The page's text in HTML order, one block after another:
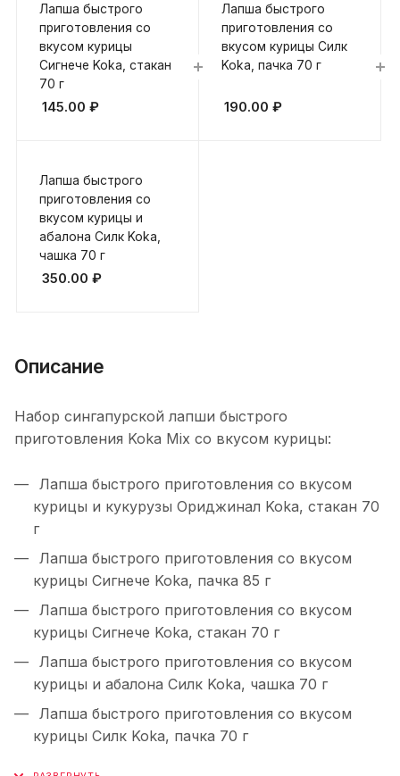
Лапша быстрого
приготовления со
вкусом курицы
Сигнече Koka, стакан
70 г
145.00 ₽
Лапша быстрого
приготовления со
вкусом курицы Силк
Koka, пачка 70 г
190.00 ₽
Лапша быстрого
приготовления со
вкусом курицы и
абалона Силк Koka,
чашка 70 г
350.00 ₽
Описание
Набор сингапурской лапши быстрого
приготовления Koka Mix со вкусом курицы:
Лапша быстрого приготовления со вкусом
курицы и кукурузы Ориджинал Koka, стакан 70
г
Лапша быстрого приготовления со вкусом
курицы Сигнече Koka, пачка 85 г
Лапша быстрого приготовления со вкусом
курицы Сигнече Koka, стакан 70 г
Лапша быстрого приготовления со вкусом
курицы и абалона Силк Koka, чашка 70 г
Лапша быстрого приготовления со вкусом
курицы Силк Koka, пачка 70 г